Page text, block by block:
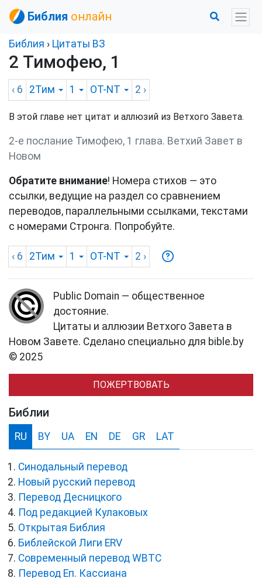
Библия онлайн
Библия › Цитаты ВЗ
2 Тимофею, 1
‹ 6 2Тим 1 OT-NT 2 ›
В этой главе нет цитат и аллюзий из Ветхого Завета.
2-е послание Тимофею, 1 глава. Ветхий Завет в
Новом
Обратите внимание! Номера стихов — это
ссылки, ведущие на раздел со сравнением
переводов, параллельными ссылками, текстами
с номерами Стронга. Попробуйте.
‹ 6 2Тим 1 OT-NT 2 ›
Public Domain — общественное
достояние.
Цитаты и аллюзии Ветхого Завета в
Новом Завете. Сделано специально для bible.by
© 2025
ПОЖЕРТВОВАТЬ
Библии
RU BY UA EN DE GR LAT
Синодальный перевод
Новый русский перевод
Перевод Десницкого
Под редакцией Кулаковых
Открытая Библия
Библейской Лиги ERV
Cовременный перевод WBTC
Перевод Еп. Кассиана